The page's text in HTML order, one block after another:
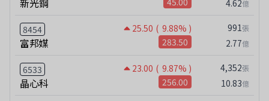
新光鋼 4.62億
8454 25.50 ( 9.88% )
富邦媒 283.50
991張
2.77億
6533 23.00 ( 9.87% )
晶心科 256.00
4,352張
10.83億